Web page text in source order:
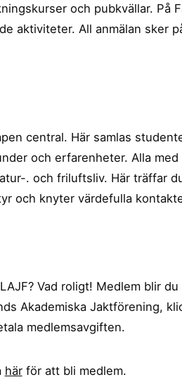
och pubkvällar. På
aktiviteter. All anmälan sker
central. Här samlas
och erfarenheter. Alla
. och friluftsliv. Här träffar
och knyter värdefulla
Vad roligt! Medlem blir du
Akademiska Jaktförening,
medlemsavgiften.
härför att bli medlem.